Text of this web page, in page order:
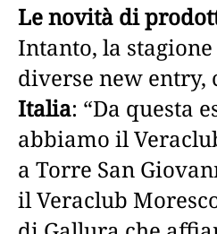
Le novità di
Intanto, la
diverse new entry,
Italia: “Da questa
abbiamo il
a Torre San
il Veraclub